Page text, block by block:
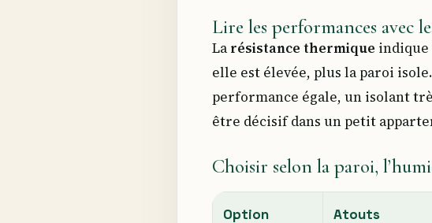
Lire les performances avec
Larésistance thermique indique
elle est élevée, plus la paroi
performance égale, un isolant
être décisif dans un petit
Choisir selon la paroi,
Option Atouts